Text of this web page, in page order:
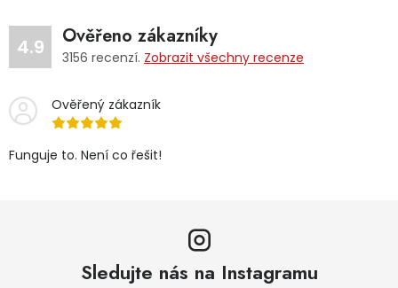
4.9 Ověřeno zákazníky
3156 recenzí. Zobrazit všechny recenze
Ověřený zákazník
Funguje to. Není co řešit!
Sledujte nás na Instagramu